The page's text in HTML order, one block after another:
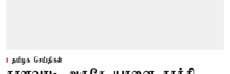
தமிழக செய்திகள்